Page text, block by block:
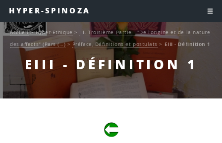
HYPER-SPINOZA
EIII - DÉFINITION 1
Accueil>Hyper-Ethique > III. Troisième Partie : "De l’origine et de la nature
des affects" (Pars (…)> Préface, Définitions et postulats > EIII - Définition 1